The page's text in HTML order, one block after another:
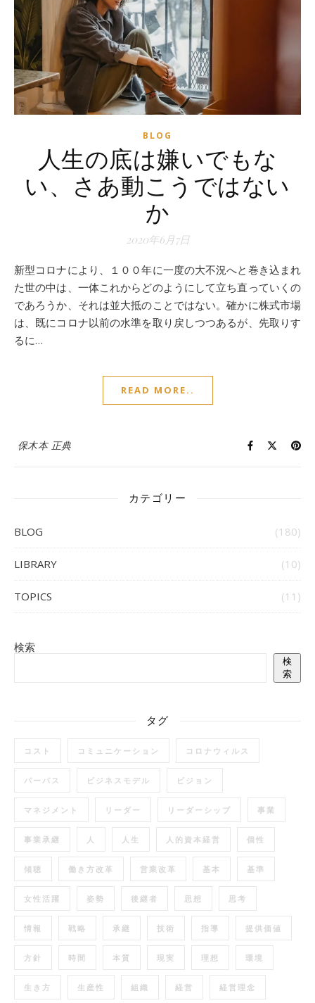
BLOG
人生の底は嫌いでもな
い、さあ動こうではない
か
2020年6月7日
新型コロナにより、１００年に一度の大不況へと巻き込まれ
た世の中は、一体これからどのようにして立ち直っていくの
であろうか、それは並大抵のことではない。確かに株式市場
は、既にコロナ以前の水準を取り戻しつつあるが、先取りす
るに…
READ MORE..
保木本 正典
カテゴリー
BLOG (180)
LIBRARY (10)
TOPICS (11)
検索
検
索
タグ
コスト コミュニケーション コロナウィルス
パーパス ビジネスモデル ビジョン
マネジメント リーダー リーダーシップ 事業
事業承継 人 人生 人的資本経営 個性
傾聴 働き方改革 営業改革 基本 基準
女性活躍 姿勢 後継者 思想 思考
情報 戦略 承継 技術 指導 提供価値
方針 時間 本質 現実 理想 環境
生き方 生産性 組織 経営 経営理念